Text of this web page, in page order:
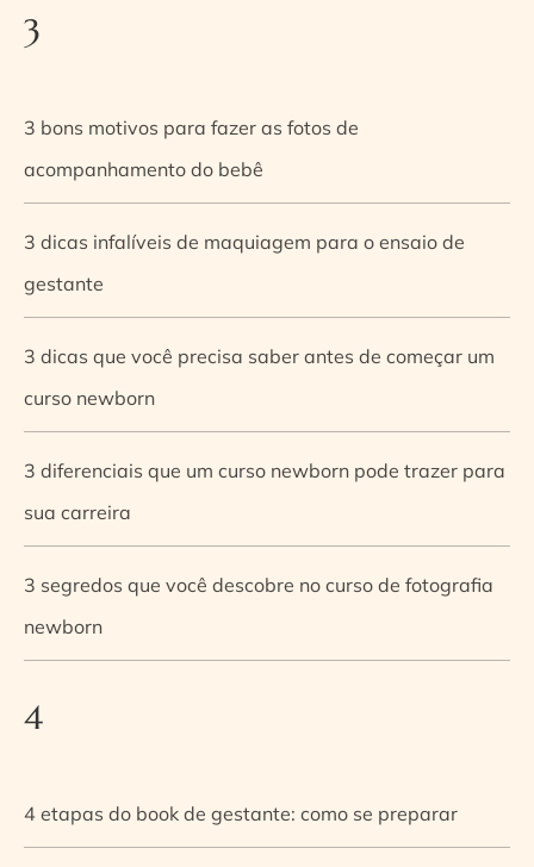
3
3 bons motivos para fazer as fotos de
acompanhamento do bebê
3 dicas infalíveis de maquiagem para o ensaio de
gestante
3 dicas que você precisa saber antes de começar um
curso newborn
3 diferenciais que um curso newborn pode trazer para
sua carreira
3 segredos que você descobre no curso de fotografia
newborn
4
4 etapas do book de gestante: como se preparar